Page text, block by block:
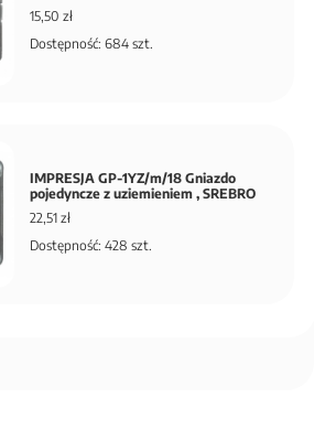
15,50 zł
Dostępność: 684 szt.
IMPRESJA GP-1YZ/m/18 Gniazdo
pojedyncze z uziemieniem , SREBRO
22,51 zł
Dostępność: 428 szt.